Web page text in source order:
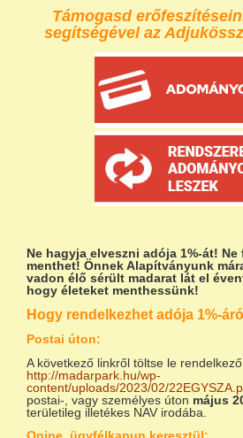
Támogasd
segítségével az
Ne hagyja elveszni adója 1%-át! Ne
menthet! Önnek Alapítványunk
vadon élő sérült madarat lát el
hogy életeket menthessünk!
Hogy rendelkezhet adója 1%-
Postai úton:
A következő linkről töltse le
http://madarpark.hu/wp-
content/uploads/2023/02/
postai-, vagy személyes úton május
területileg illetékes NAV irodába.